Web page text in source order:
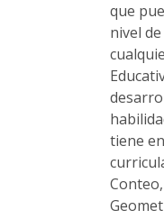
que
nivel
tiene